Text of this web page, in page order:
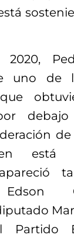
uno de
de
en está
Partido